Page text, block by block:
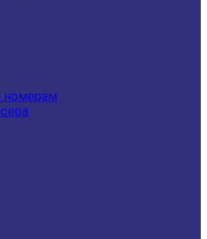
номерам